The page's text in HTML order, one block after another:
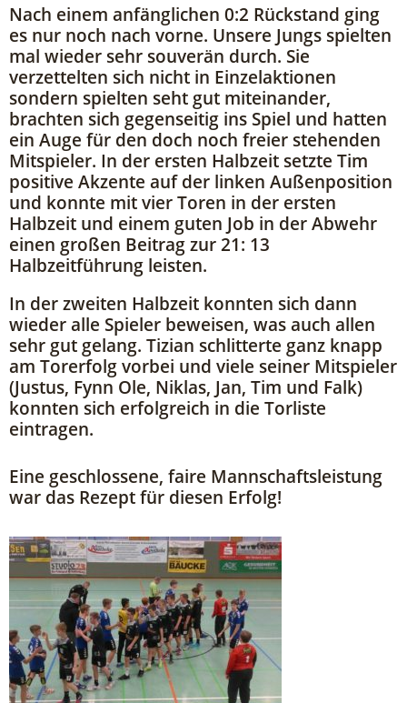
Nach einem anfänglichen 0:2 Rückstand ging
es nur noch nach vorne. Unsere Jungs spielten
mal wieder sehr souverän durch. Sie
verzettelten sich nicht in Einzelaktionen
sondern spielten seht gut miteinander,
brachten sich gegenseitig ins Spiel und hatten
ein Auge für den doch noch freier stehenden
Mitspieler. In der ersten Halbzeit setzte Tim
positive Akzente auf der linken Außenposition
und konnte mit vier Toren in der ersten
Halbzeit und einem guten Job in der Abwehr
einen großen Beitrag zur 21: 13
Halbzeitführung leisten.
In der zweiten Halbzeit konnten sich dann
wieder alle Spieler beweisen, was auch allen
sehr gut gelang. Tizian schlitterte ganz knapp
am Torerfolg vorbei und viele seiner Mitspieler
(Justus, Fynn Ole, Niklas, Jan, Tim und Falk)
konnten sich erfolgreich in die Torliste
eintragen.
Eine geschlossene, faire Mannschaftsleistung
war das Rezept für diesen Erfolg!